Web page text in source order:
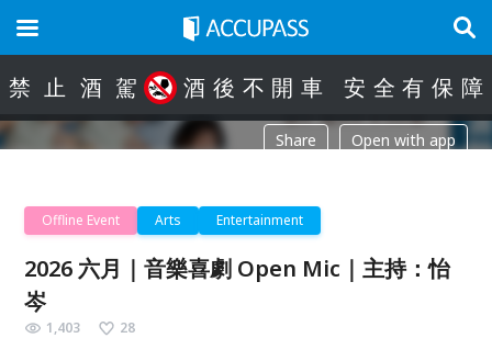
禁 止 酒 駕 酒 後 不 開 車 安 全 有 保 障
Share Open with app
Offline Event Arts Entertainment
2026 六月｜音樂喜劇 Open Mic｜主持：怡
岑
1,403 28